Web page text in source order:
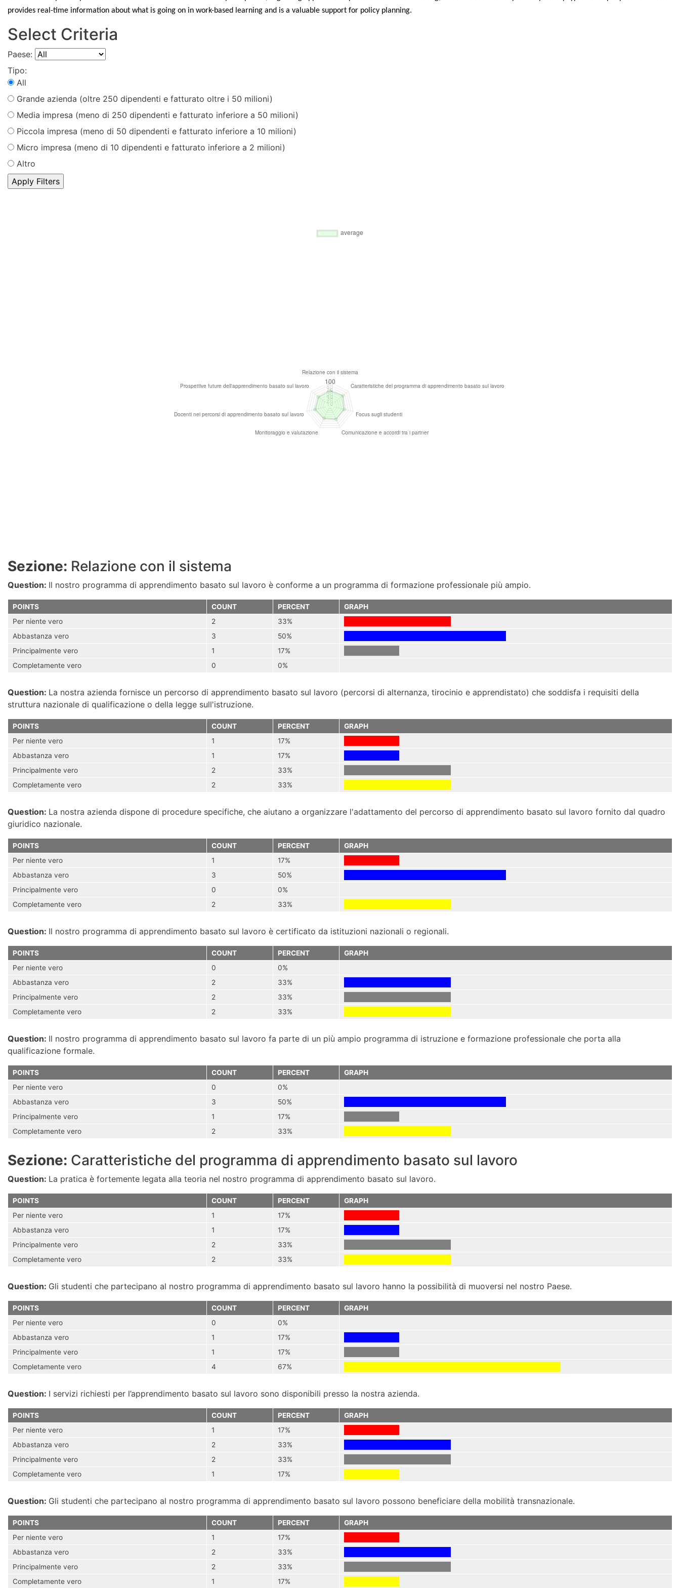
provides real-time information about what is going on in work-based learning and is a valuable support for policy planning.
Select Criteria
Paese:
Tipo:
All
Grande azienda (oltre 250 dipendenti e fatturato oltre i 50 milioni)
Media impresa (meno di 250 dipendenti e fatturato inferiore a 50 milioni)
Piccola impresa (meno di 50 dipendenti e fatturato inferiore a 10 milioni)
Micro impresa (meno di 10 dipendenti e fatturato inferiore a 2 milioni)
Altro
Sezione: Relazione con il sistema
Question: Il nostro programma di apprendimento basato sul lavoro è conforme a un programma di formazione professionale più ampio.
POINTS COUNT PERCENT
GRAPH
Per niente vero
2
33%
Abbastanza vero
3
50%
Principalmente vero
1
17%
Completamente vero
0 0%
Question: La nostra azienda fornisce un percorso di apprendimento basato sul lavoro (percorsi di alternanza, tirocinio e apprendistato) che soddisfa i requisiti della
struttura nazionale di qualificazione o della legge sull'istruzione.
POINTS COUNT PERCENT
GRAPH
Per niente vero
1
17%
Abbastanza vero
1
17%
Principalmente vero
2
33%
Completamente vero
2 33%
Question: La nostra azienda dispone di procedure specifiche, che aiutano a organizzare l'adattamento del percorso di apprendimento basato sul lavoro fornito dal quadro
giuridico nazionale.
POINTS COUNT PERCENT
GRAPH
Per niente vero
1
17%
Abbastanza vero
3
50%
Principalmente vero
0
0%
Completamente vero
2 33%
Question: Il nostro programma di apprendimento basato sul lavoro è certificato da istituzioni nazionali o regionali.
POINTS COUNT PERCENT
GRAPH
Per niente vero
0
0%
Abbastanza vero
2
33%
Principalmente vero
2
33%
Completamente vero
2 33%
Question: Il nostro programma di apprendimento basato sul lavoro fa parte di un più ampio programma di istruzione e formazione professionale che porta alla
qualificazione formale.
POINTS COUNT PERCENT
GRAPH
Per niente vero
0
0%
Abbastanza vero
3
50%
Principalmente vero
1
17%
Completamente vero
2 33%
Sezione: Caratteristiche del programma di apprendimento basato sul lavoro
Question: La pratica è fortemente legata alla teoria nel nostro programma di apprendimento basato sul lavoro.
POINTS COUNT PERCENT
GRAPH
Per niente vero
1
17%
Abbastanza vero
1
17%
Principalmente vero
2
33%
Completamente vero
2 33%
Question: Gli studenti che partecipano al nostro programma di apprendimento basato sul lavoro hanno la possibilità di muoversi nel nostro Paese.
POINTS COUNT PERCENT
GRAPH
Per niente vero
0
0%
Abbastanza vero
1
17%
Principalmente vero
1
17%
Completamente vero
4 67%
Question: I servizi richiesti per l’apprendimento basato sul lavoro sono disponibili presso la nostra azienda.
POINTS COUNT PERCENT
GRAPH
Per niente vero
1
17%
Abbastanza vero
2
33%
Principalmente vero
2
33%
Completamente vero
1 17%
Question: Gli studenti che partecipano al nostro programma di apprendimento basato sul lavoro possono beneficiare della mobilità transnazionale.
POINTS COUNT PERCENT
GRAPH
Per niente vero
1
17%
Abbastanza vero
2
33%
Principalmente vero
2
33%
Completamente vero
1 17%